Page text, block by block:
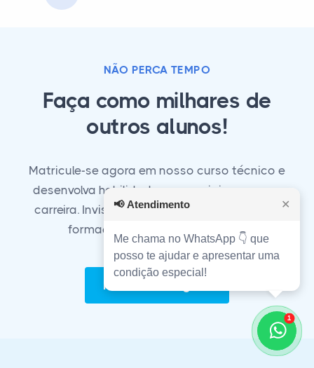
NÃO PERCA TEMPO
Faça como milhares de
outros alunos!
Matricule-se agora em nosso curso técnico e
desenvolva habilidades essenciais para sua
carreira. Invista em seu futuro com a melhor
formação técnica do mercado!
Matricule-se Agora!
1
📢 Atendimento ✕
Me chama no WhatsApp 👇 que
posso te ajudar e apresentar uma
condição especial!